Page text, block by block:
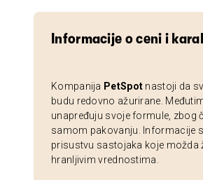
Informacije o ceni i
Kompanija PetSpot nastoji da
budu redovno ažurirane.
unapređuju svoje formule, zbog
samom pakovanju. Informacije
prisustvu sastojaka koje možda
hranljivim vrednostima.